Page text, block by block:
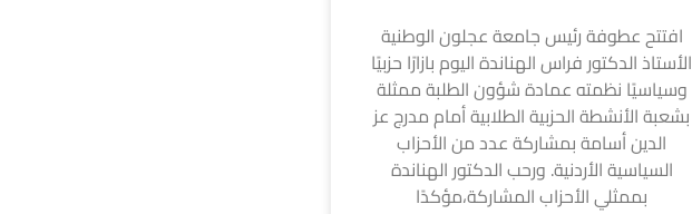
افتتح عطوفة رئيس جامعة عجلون الوطنية
الأستاذ الدكتور فراس الهناندة اليوم بازارًا حزبيًا
وسياسيًا نظمته عمادة شؤون الطلبة ممثلة
بشعبة الأنشطة الحزبية الطلابية أمام مدرج عز
الدين أسامة بمشاركة عدد من الأحزاب
السياسية الأردنية. ورحب الدكتور الهناندة
بممثلي الأحزاب المشاركة،مؤكدًا